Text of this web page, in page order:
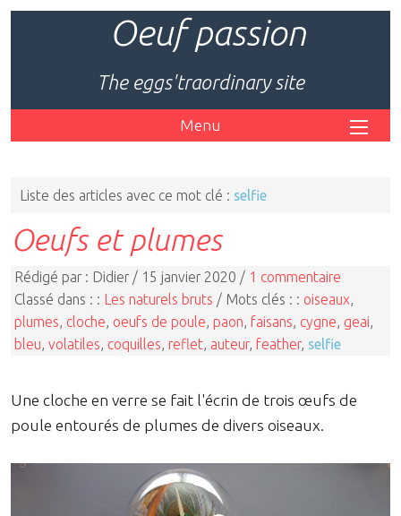
Oeuf passion
The eggs'traordinary site
Menu
Liste des articles avec ce mot clé : selfie
Oeufs et plumes
Rédigé par : Didier / 15 janvier 2020 / 1 commentaire
Classé dans : : Les naturels bruts / Mots clés : : oiseaux
plumes cloche oeufs de poule paon faisans cygne geai
bleu volatiles coquilles reflet auteur, feather, selfie
Une cloche en verre se fait l'écrin de trois œufs de
poule entourés de plumes de divers oiseaux.